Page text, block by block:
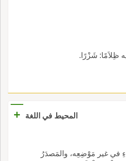
ظِلاَمًا: شَزْرًا.
المحيط في اللغة
+
في غير مَوْضِعِه، والمَصدَرُ